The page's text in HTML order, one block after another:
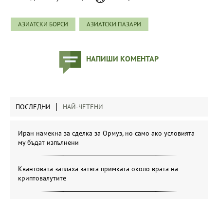
АЗИАТСКИ БОРСИ АЗИАТСКИ ПАЗАРИ
НАПИШИ КОМЕНТАР
ПОСЛЕДНИ НАЙ-ЧЕТЕНИ
Иран намекна за сделка за Ормуз, но само ако условията
му бъдат изпълнени
Квантовата заплаха затяга примката около врата на
криптовалутите